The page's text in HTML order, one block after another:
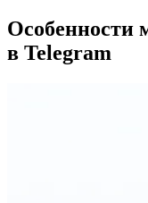
Особенности
в Telegram